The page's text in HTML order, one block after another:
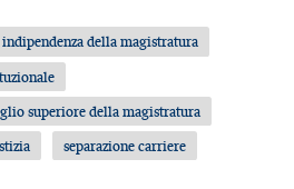
indipendenza della magistratura
superiore della magistratura
separazione carriere